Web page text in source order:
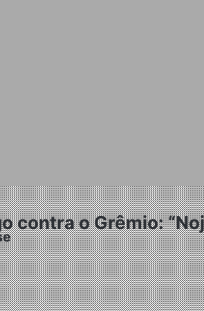
contra o Grêmio: